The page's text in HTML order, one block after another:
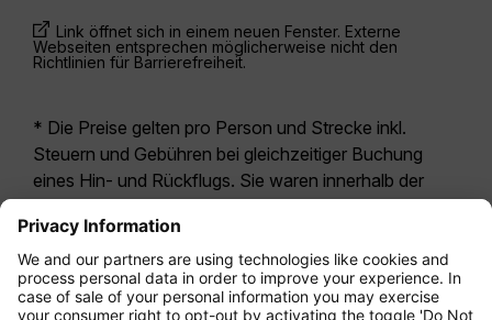
Link öffnet sich in einem neuen Fenster. Externe
Webseiten entsprechen möglicherweise nicht den
Richtlinien für Barrierefreiheit.
* Die Preise gelten pro Person und Strecke inkl.
Steuern und Gebühren bei gleichzeitiger Buchung
eines Hin- und Rückflugs. Sie waren innerhalb der
letzten 24 Stunden verfügbar und sind
möglicherweise nicht mehr aktuell. Bei den für die
Economy Class angegebenen Tarifen handelt es
sich i.d.R. um Economy Zero, unsere restriktivste
Tarifoption. Es können hierfür zusätzliche Gebühren